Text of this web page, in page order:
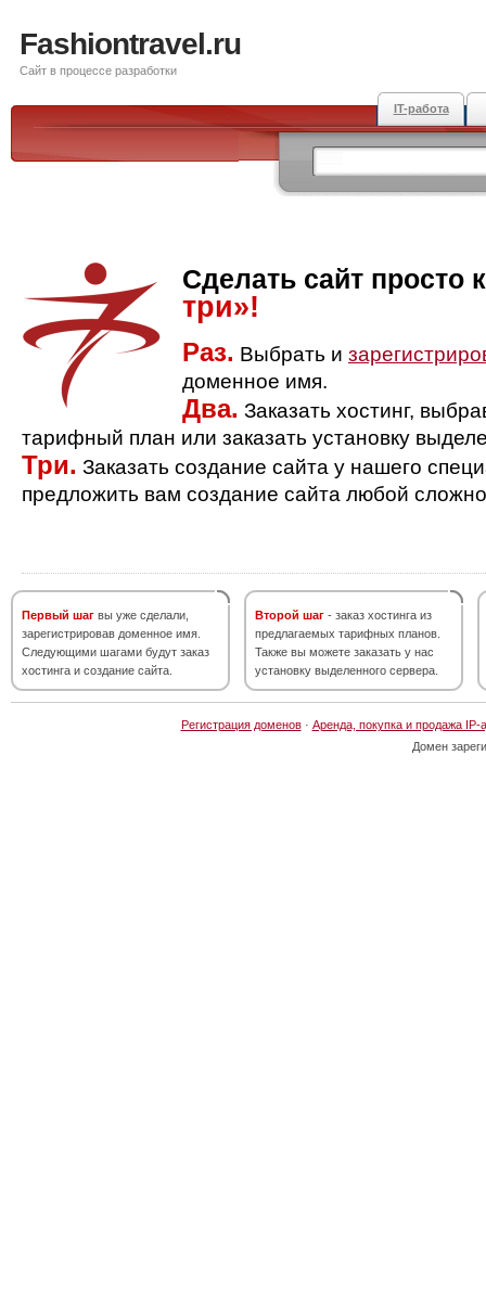
Fashiontravel.ru
Сайт в процессе разработки
IT-работа
Сделать сайт просто
три»!
Раз. Выбрать и
доменное имя.
Два. Заказать хостинг,
тарифный план или заказать установку
Три. Заказать создание сайта у нашего
предложить вам создание сайта любой
Первый шаг вы уже сделали,
зарегистрировав доменное имя.
Следующими шагами будут заказ
хостинга и создание сайта.
Второй шаг - заказ хостинга из
предлагаемых тарифных планов.
Также вы можете заказать у нас
установку выделенного сервера.
Регистрация доменов· Аренда, покупка и продажа IP-
Домен